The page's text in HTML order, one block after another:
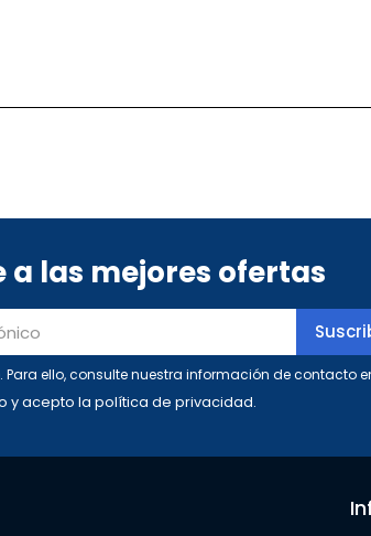
a las mejores ofertas
ello, consulte nuestra información de contacto
y acepto la política de privacidad.